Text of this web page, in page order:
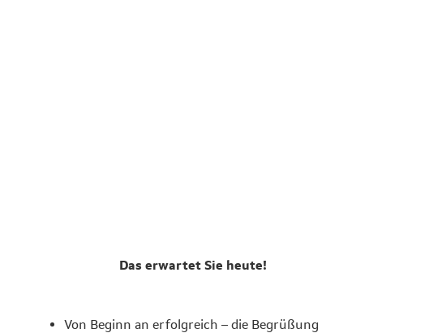
Das erwartet Sie heute!
Von Beginn an erfolgreich – die Begrüßung